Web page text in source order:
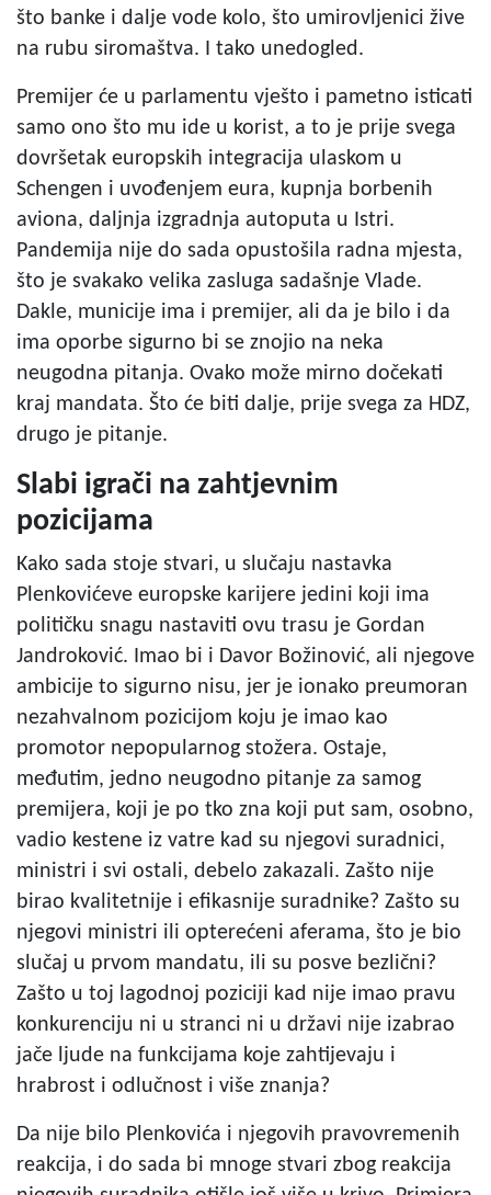
što banke i dalje vode kolo, što umirovljenici žive
na rubu siromaštva. I tako unedogled.
Premijer će u parlamentu vješto i pametno isticati
samo ono što mu ide u korist, a to je prije svega
dovršetak europskih integracija ulaskom u
Schengen i uvođenjem eura, kupnja borbenih
aviona, daljnja izgradnja autoputa u Istri.
Pandemija nije do sada opustošila radna mjesta,
što je svakako velika zasluga sadašnje Vlade.
Dakle, municije ima i premijer, ali da je bilo i da
ima oporbe sigurno bi se znojio na neka
neugodna pitanja. Ovako može mirno dočekati
kraj mandata. Što će biti dalje, prije svega za HDZ,
drugo je pitanje.
Slabi igrači na zahtjevnim
pozicijama
Kako sada stoje stvari, u slučaju nastavka
Plenkovićeve europske karijere jedini koji ima
političku snagu nastaviti ovu trasu je Gordan
Jandroković. Imao bi i Davor Božinović, ali njegove
ambicije to sigurno nisu, jer je ionako preumoran
nezahvalnom pozicijom koju je imao kao
promotor nepopularnog stožera. Ostaje,
međutim, jedno neugodno pitanje za samog
premijera, koji je po tko zna koji put sam, osobno,
vadio kestene iz vatre kad su njegovi suradnici,
ministri i svi ostali, debelo zakazali. Zašto nije
birao kvalitetnije i efikasnije suradnike? Zašto su
njegovi ministri ili opterećeni aferama, što je bio
slučaj u prvom mandatu, ili su posve bezlični?
Zašto u toj lagodnoj poziciji kad nije imao pravu
konkurenciju ni u stranci ni u državi nije izabrao
jače ljude na funkcijama koje zahtijevaju i
hrabrost i odlučnost i više znanja?
Da nije bilo Plenkovića i njegovih pravovremenih
reakcija, i do sada bi mnoge stvari zbog reakcija